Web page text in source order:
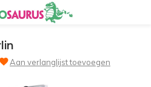
Aan verlanglijst toevoegen